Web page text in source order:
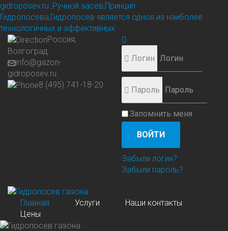
gidroposev.ru ,Ручной засев,Принцип
Гидропосева,Гидропосев является одноя из наиболее
технологичных и эффективных
Россия,
Волгоград
info@gazon-
gidroposev.ru
8 (495) 741-18-20
Логин
Пароль
Запомнить меня
ВОЙТИ
Забыли логин?
Забыли пароль?
Главная Услуги
Наши контакты
Цены